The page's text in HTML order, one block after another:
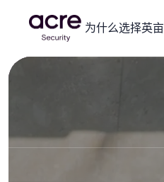
为什么选择英亩